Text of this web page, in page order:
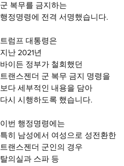
군 복무를 금지하는
행정명령에 전격 서명했습니다.
트럼프 대통령은
지난 2021년
바이든 정부가 철회했던
트랜스젠더 군 복무 금지 명령을
보다 세부적인 내용을 담아
다시 시행하도록 했습니다.
이번 행정명령에는
특히 남성에서 여성으로 성전환한
트랜스젠더 군인의 경우
탈의실과 스파 등